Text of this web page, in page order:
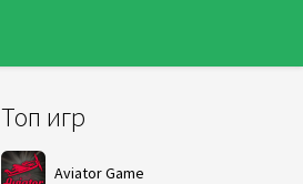
Топ игр
Aviator Game